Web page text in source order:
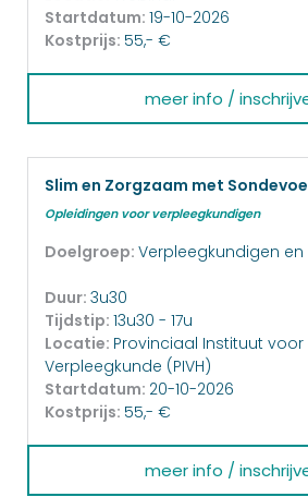
Startdatum: 19-10-2026
Kostprijs: 55,- €
meer info /
Slim en Zorgzaam met
Opleidingen voor verpleegkundigen
Doelgroep: Verpleegkundigen en
Duur: 3u30
Tijdstip: 13u30 - 17u
Locatie: Provinciaal Instituut voor
Verpleegkunde (PIVH)
Startdatum: 20-10-2026
Kostprijs: 55,- €
meer info /